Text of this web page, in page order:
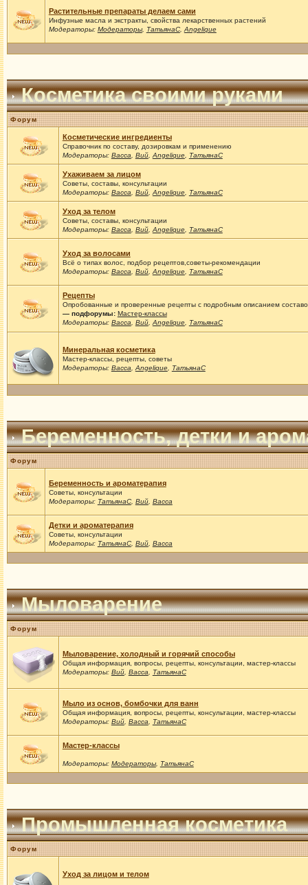
Растительные препараты делаем сами
Инфузные масла и экстракты, свойства лекарственных растений
Модераторы: Модераторы, ТатьянаС, Angelique
Косметика своими руками
Форум
Косметические ингредиенты
Справочник по составу, дозировкам и применению
Модераторы: Васса Вий, Angelique, ТатьянаС
Ухаживаем за лицом
Советы, составы, консультации
Модераторы: Васса Вий, Angelique, ТатьянаС
Уход за телом
Советы, составы, консультации
Модераторы: Васса Вий, Angelique, ТатьянаС
Уход за волосами
Всё о типах волос, подбор рецептов,советы-рекомендации
Модераторы: Васса Вий, Angelique, ТатьянаС
Рецепты
Опробованные и проверенные рецепты с подробным описанием
— подфорумы: Мастер-классы
Модераторы: Васса Вий, Angelique, ТатьянаС
Минеральная косметика
Мастер-классы, рецепты, советы
Модераторы: Васса Angelique, ТатьянаС
Беременность, детки и
Форум
Беременность и ароматерапия
Советы, консультации
Модераторы: ТатьянаС, Вий, Васса
Детки и ароматерапия
Советы, консультации
Модераторы: ТатьянаС, Вий, Васса
Мыловарение
Форум
Мыловарение, холодный и горячий способы
Общая информация, вопросы, рецепты, консультации, мастер-классы
Модераторы: Вий, Васса ТатьянаС
Мыло из основ, бомбочки для ванн
Общая информация, вопросы, рецепты, консультации, мастер-классы
Модераторы: Вий, Васса ТатьянаС
Мастер-классы
Модераторы: Модераторы, ТатьянаС
Промышленная косметика
Форум
Уход за лицом и телом